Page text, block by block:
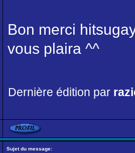
Bon merci
vous plaira ^^
Dernière édition par
Sujet du message: